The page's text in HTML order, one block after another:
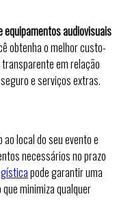
equipamentos audiovisuais
obtenha o melhor custo-
em relação
e serviços extras.
local do seu evento e
necessários no prazo
pode garantir uma
minimiza qualquer